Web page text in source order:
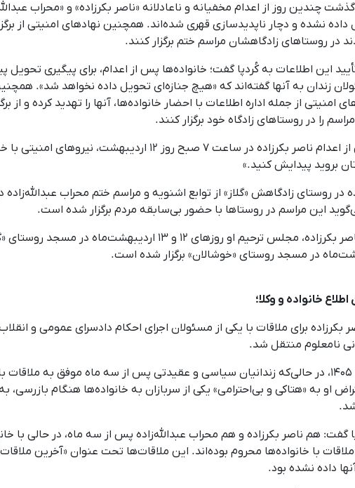
۱۴۰۵؛ با گذشت چندین روز از اعدام مخفیانه و ناعادلانه «ناصر بکرزاده» و
نشده و دچار ناپدیدسازی قهری شده‌اند. همچنین نهادهای امنیتی از
در روستاهای زادگاهشان مراسم ختم برگزار کنند.
این اطلاعات به کُردپا گفت؛ خانواده‌ها پس از اعدام، برای پیگیری تحویل
۱۴۰۵، نهادهای امنیتی از جمله اداره اطلاعات با احضار خانواده‌ها، آنها را تهدید
را در روستاهای زادگاه خود برگزار کنند.
این منبع می‌گوید پس از اعدام ناصر بکرزاده در
بروید پیدایش کنید.»
در روستای زادگاهش «گلاز» از توابع اشنویه و مراسم ختم محراب
این مراسم در روستاها با حضور بی‌سابقه مردم برگزار شده است.
براساس آگهی ترحیم ناصر بکرزاده، مجلس ترحیم او
خانواده و وکلا؛
۱۴۰۵، ناصر بکرزاده برای ملاقات با یکی از مسئولان اجرای احکام دادسرای
نامعلوم منتقل شد.
همچنین ۸ اردیبهشت ۱۴۰۵، در حالی‌که زندانیان سیاسی و عقیدتی پس از سه ماه موفق
او به «هتاکی و بی‌احترامی» یکی از سربازان به خانواده‌ها هنگام
گفت: هم ناصر بکرزاده و هم محراب عبدالله‌زاده پس از سه ماه، در حالی با
با خانواده‌ها محروم بوده‌اند. این ملاقات‌ها تحت عنوان «آخرین
داده نشده بود.